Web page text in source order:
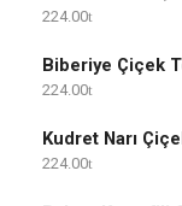
224.00
Biberiye Çiçek
224.00
Kudret Narı
224.00